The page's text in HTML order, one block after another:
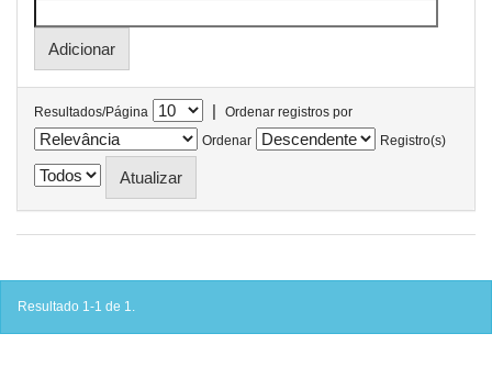
Resultados/Página |
Ordenar registros por
Ordenar
Registro(s)
Resultado 1-1 de 1.